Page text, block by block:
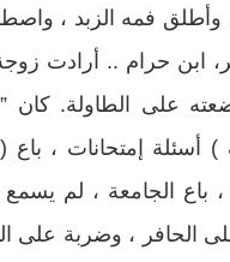
وأطلق فمه الزبد ،
ابن حرام .. أرادت
على الطاولة.
أسئلة إمتحانات ، باع
، باع الجامعة ، لم
الحافر ، وضربة على